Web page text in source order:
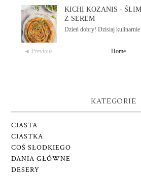
KICHI KOZANIS -
Z SEREM
Dzień dobry! Dzisiaj kulinarnie
◄ Previous Home
KATEGORIE
CIASTA
CIASTKA
COŚ SŁODKIEGO
DANIA GŁÓWNE
DESERY